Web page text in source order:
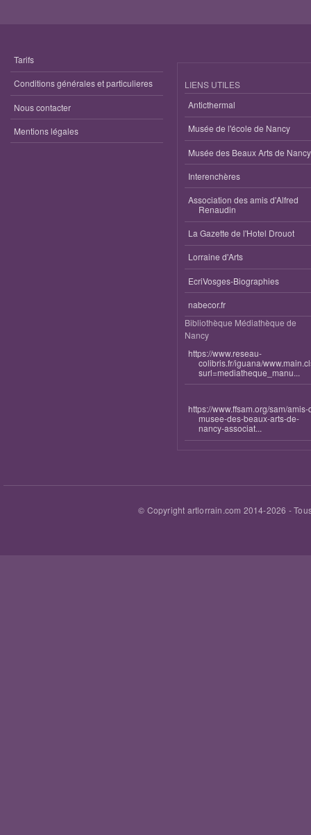
Tarifs
Conditions générales et particulieres
Nous contacter
Mentions légales
LIENS UTILES
Anticthermal
Musée de l'école de Nancy
Musée des Beaux Arts de Nancy
Interenchères
Association des amis d'Alfred
Renaudin
La Gazette de l'Hotel Drouot
Lorraine d'Arts
EcriVosges-Biographies
nabecor.fr
Bibliothèque Médiathèque de
Nancy
https://www.reseau-
colibris.fr/iguana/
surl=mediatheque_manu...
https://www.ffsam.org/sam/amis-
musee-des-beaux-arts-de-
nancy-associat...
© Copyright artlorrain.com 2014-2026 -